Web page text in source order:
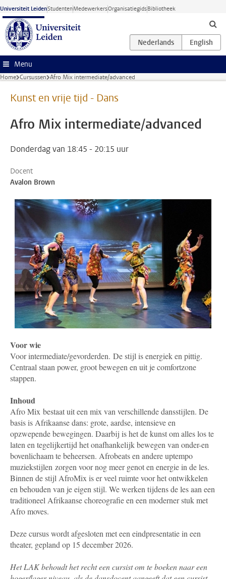
Ga naar hoofdinhoud
Universiteit LeidenStudentenMedewerkersOrganisatiegidsBibliotheek
Menu
Home Cursussen Afro Mix intermediate/advanced
Kunst en vrije tijd - Dans
Afro Mix intermediate/advanced
Donderdag van 18:45 - 20:15 uur
Docent
Avalon Brown
Voor wie
Voor intermediate/gevorderden. De stijl is energiek en pittig.
Centraal staan power, groot bewegen en uit je comfortzone
stappen.
Inhoud
Afro Mix bestaat uit een mix van verschillende dansstijlen. De
basis is Afrikaanse dans: grote, aardse, intensieve en
opzwepende bewegingen. Daarbij is het de kunst om alles los te
laten en tegelijkertijd het onafhankelijk bewegen van onder-en
bovenlichaam te beheersen. Afrobeats en andere uptempo
muziekstijlen zorgen voor nog meer genot en energie in de les.
Binnen de stijl AfroMix is er veel ruimte voor het ontwikkelen
en behouden van je eigen stijl. We werken tijdens de les aan een
traditioneel Afrikaanse choreografie en een moderner stuk met
Afro moves.
Deze cursus wordt afgesloten met een eindpresentatie in een
theater, gepland op 15 december 2026.
Het LAK behoudt het recht een cursist om te boeken naar een